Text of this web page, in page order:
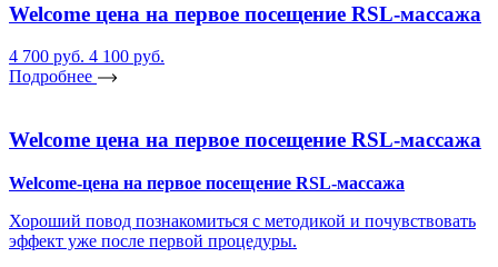
Welcome цена на первое посещение RSL-массажа
4 700 руб. 4 100 руб.
Подробнее
Welcome цена на первое посещение RSL-массажа
Welcome-цена на первое посещение RSL-массажа
Хороший повод познакомиться с методикой и почувствовать
эффект уже после первой процедуры.